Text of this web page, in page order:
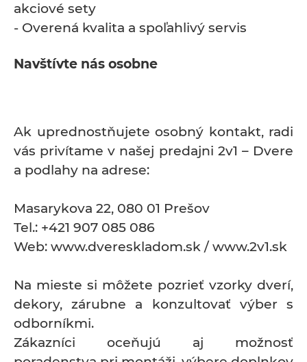
akciové sety
- Overená kvalita a spoľahlivý servis
Navštívte nás osobne
Ak uprednostňujete osobný kontakt, radi
vás privítame v našej predajni 2v1 – Dvere
a podlahy na adrese:
Masarykova 22, 080 01 Prešov
Tel.: +421 907 085 086
Web: www.dvereskladom.sk / www.2v1.sk
Na mieste si môžete pozrieť vzorky dverí,
dekory, zárubne a konzultovať výber s
odborníkmi.
Zákazníci oceňujú aj možnosť